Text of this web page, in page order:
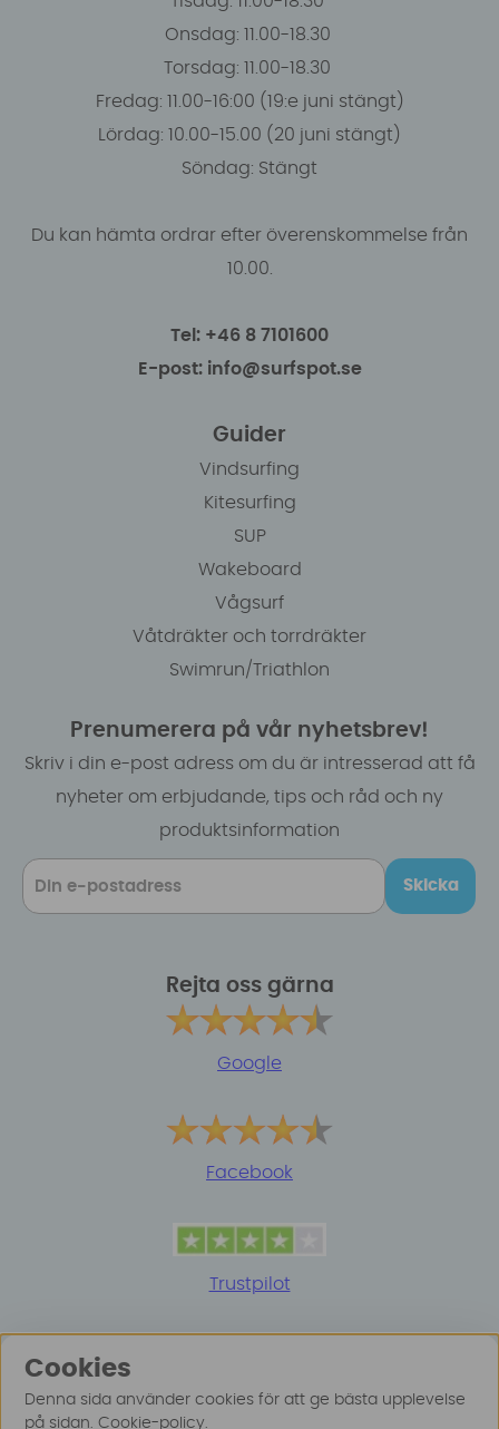
Onsdag: 11.00-18.30
Torsdag: 11.00-18.30
Fredag: 11.00-16:00 (19:e juni stängt)
Lördag: 10.00-15.00 (20 juni stängt)
Söndag: Stängt
Du kan hämta ordrar efter överenskommelse från
10.00.
Tel: +46 8 7101600
E-post: info@surfspot.se
Guider
Vindsurfing
Kitesurfing
SUP
Wakeboard
Vågsurf
Våtdräkter och torrdräkter
Swimrun/Triathlon
Prenumerera på vår nyhetsbrev!
Skriv i din e-post adress om du är intresserad att få
nyheter om erbjudande, tips och råd och ny
produktsinformation
Skicka
Rejta oss gärna
Google
Facebook
Trustpilot
Cookies
Denna sida använder cookies för att ge bästa upplevelse
på sidan. Cookie-policy.